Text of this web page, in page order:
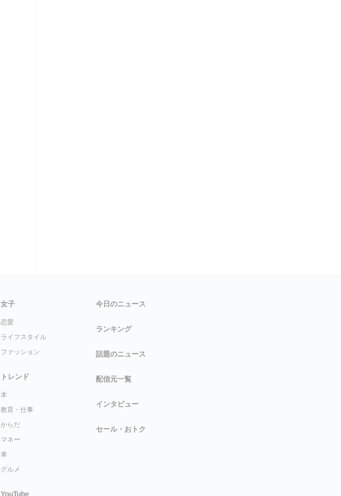
女子
恋愛
ライフスタイル
ファッション
トレンド
本
教育・仕事
からだ
マネー
車
グルメ
YouTube
今日のニュース
ランキング
話題のニュース
配信元一覧
インタビュー
セール・おトク